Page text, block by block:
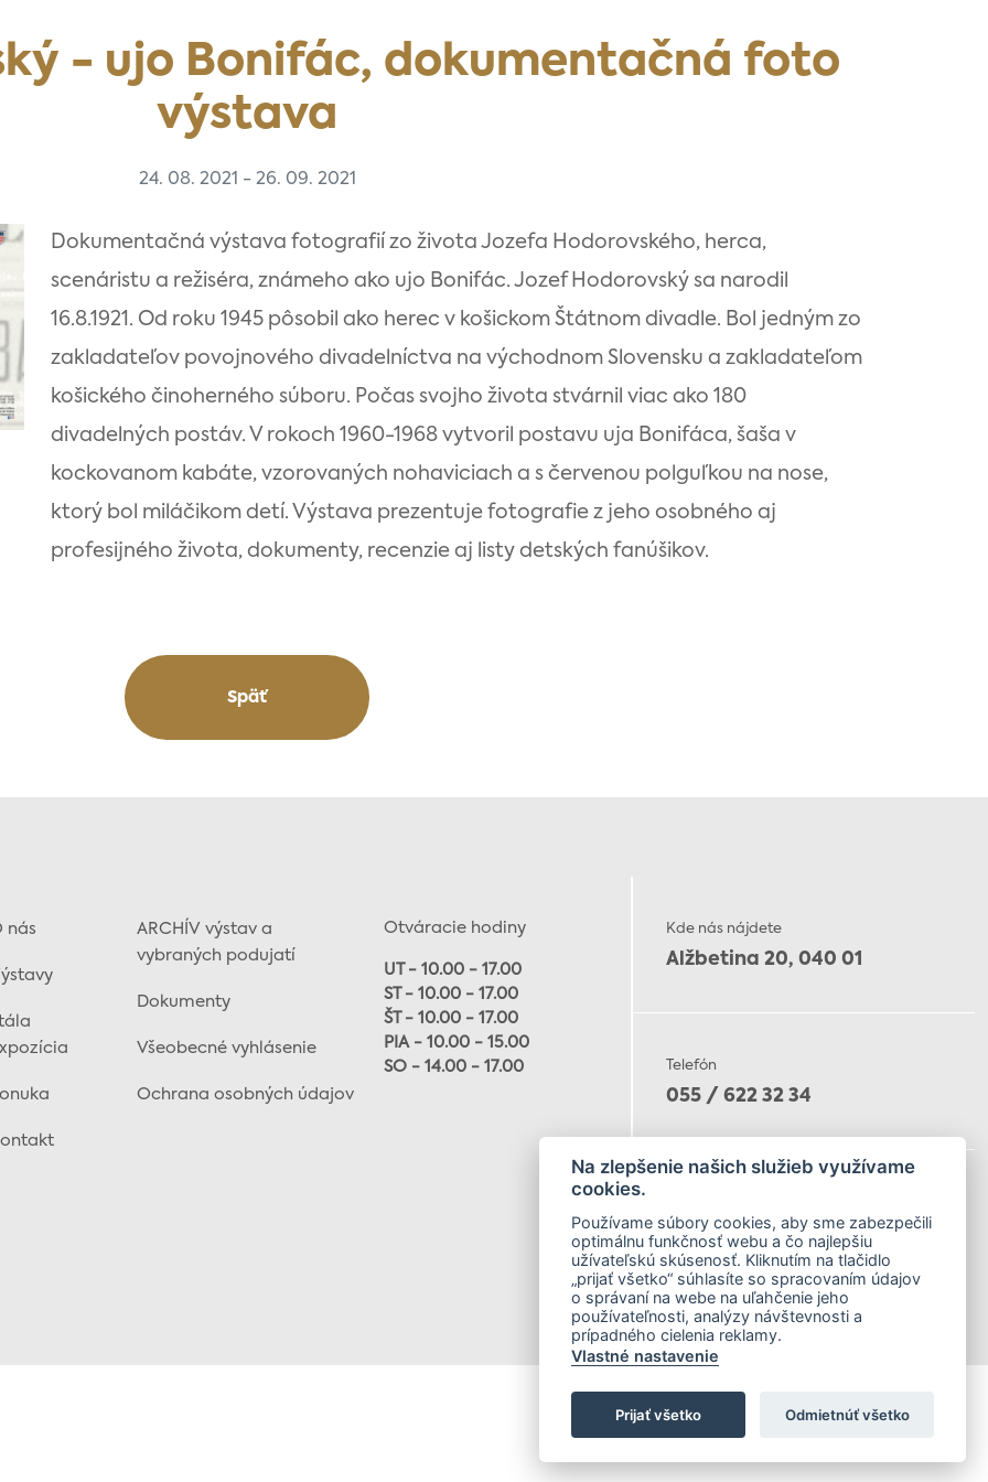
- ujo Bonifác, dokumentačná foto
výstava
24. 08. 2021 - 26. 09. 2021
Dokumentačná výstava fotografií zo života Jozefa Hodorovského, herca,
scenáristu a režiséra, známeho ako ujo Bonifác. Jozef Hodorovský sa narodil
16.8.1921. Od roku 1945 pôsobil ako herec v košickom Štátnom divadle. Bol jedným zo
zakladateľov povojnového divadelníctva na východnom Slovensku a zakladateľom
košického činoherného súboru. Počas svojho života stvárnil viac ako 180
divadelných postáv. V rokoch 1960-1968 vytvoril postavu uja Bonifáca, šaša v
kockovanom kabáte, vzorovaných nohaviciach a s červenou polguľkou na nose,
ktorý bol miláčikom detí. Výstava prezentuje fotografie z jeho osobného aj
profesijného života, dokumenty, recenzie aj listy detských fanúšikov.
Späť
nás
ARCHÍV výstav a
vybraných podujatí
Dokumenty
Všeobecné vyhlásenie
Ochrana osobných údajov
Otváracie hodiny
UT - 10.00 - 17.00
ST - 10.00 - 17.00
ŠT - 10.00 - 17.00
PIA - 10.00 - 15.00
SO - 14.00 - 17.00
Kde nás nájdete
Alžbetina 20, 040 01
Telefón
055 / 622 32 34
muzeumloffler@gmail.com
Na zlepšenie našich služieb využívame
cookies.
Používame súbory cookies, aby sme zabezpečili
optimálnu funkčnosť webu a čo najlepšiu
užívateľskú skúsenosť. Kliknutím na tlačidlo
„prijať všetko“ súhlasíte so spracovaním údajov
o správaní na webe na uľahčenie jeho
používateľnosti, analýzy návštevnosti a
prípadného cielenia reklamy.
Vlastné nastavenie
Prijať všetko Odmietnúť všetko